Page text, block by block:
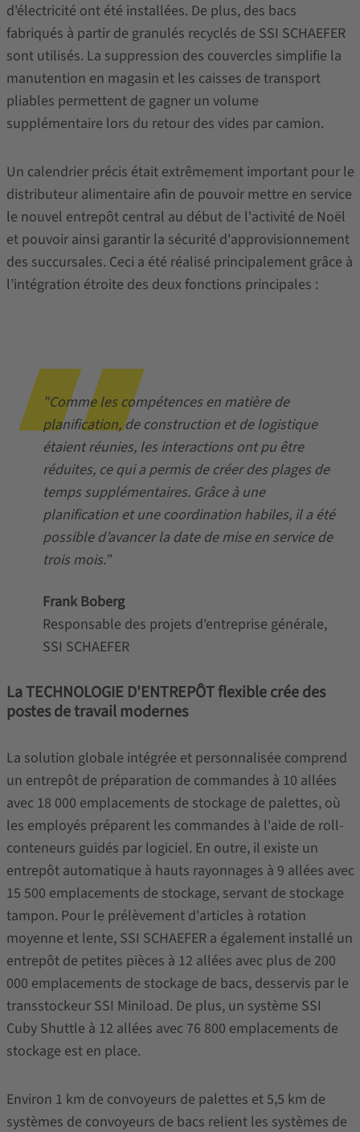
d'électricité ont été installées. De plus, des bacs
fabriqués à partir de granulés recyclés de SSI SCHAEFER
sont utilisés. La suppression des couvercles simplifie la
manutention en magasin et les caisses de transport
pliables permettent de gagner un volume
supplémentaire lors du retour des vides par camion.
Un calendrier précis était extrêmement important pour le
distributeur alimentaire afin de pouvoir mettre en service
le nouvel entrepôt central au début de l'activité de Noël
et pouvoir ainsi garantir la sécurité d'approvisionnement
des succursales. Ceci a été réalisé principalement grâce à
l’intégration étroite des deux fonctions principales :
"Comme les compétences en matière de
planification, de construction et de logistique
étaient réunies, les interactions ont pu être
réduites, ce qui a permis de créer des plages de
temps supplémentaires. Grâce à une
planification et une coordination habiles, il a été
possible d’avancer la date de mise en service de
trois mois.”
Frank Boberg
Responsable des projets d'entreprise générale,
SSI SCHAEFER
La TECHNOLOGIE D'ENTREPÔT flexible crée des
postes de travail modernes
La solution globale intégrée et personnalisée comprend
un entrepôt de préparation de commandes à 10 allées
avec 18 000 emplacements de stockage de palettes, où
les employés préparent les commandes à l'aide de roll-
conteneurs guidés par logiciel. En outre, il existe un
entrepôt automatique à hauts rayonnages à 9 allées avec
15 500 emplacements de stockage, servant de stockage
tampon. Pour le prélèvement d'articles à rotation
moyenne et lente, SSI SCHAEFER a également installé un
entrepôt de petites pièces à 12 allées avec plus de 200
000 emplacements de stockage de bacs, desservis par le
transstockeur SSI Miniload. De plus, un système SSI
Cuby Shuttle à 12 allées avec 76 800 emplacements de
stockage est en place.
Environ 1 km de convoyeurs de palettes et 5,5 km de
systèmes de convoyeurs de bacs relient les systèmes de